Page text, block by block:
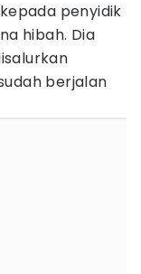
penyidik
hibah. Dia
berjalan